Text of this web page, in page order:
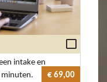
intake en
minuten.
€ 69,00